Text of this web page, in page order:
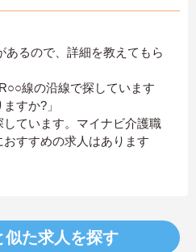
あるので、詳細を教えてもら
線の沿線で探しています
すか?」
しています。マイナビ介護職
すすめの求人はあります
似た求人を探す